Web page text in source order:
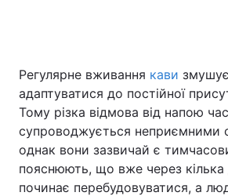
Регулярне вживання кави
адаптуватися до постійної
Тому різка відмова від напою
супроводжується неприємними
однак вони зазвичай є
пояснюють, що вже через кілька
починає перебудовуватися, а